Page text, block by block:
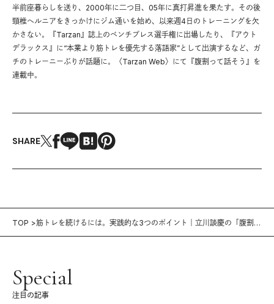
半前座暮らしを送り、2000年に二つ目、05年に真打昇進を果たす。その後
頸椎ヘルニアをきっかけにジム通いを始め、以来週4日のトレーニングを欠
かさない。『Tarzan』誌上のベンチプレス選手権に出場したり、『アウト
デラックス』に“本業より筋トレを優先する落語家”として出演するなど、ガ
チのトレーニーぶりが話題に。〈Tarzan Web〉にて『腹割って話そう』を
連載中。
SHARE
TOP
筋トレを続けるには。実践的な3つのポイント｜立川談慶の「腹割っ
Special
注目の記事